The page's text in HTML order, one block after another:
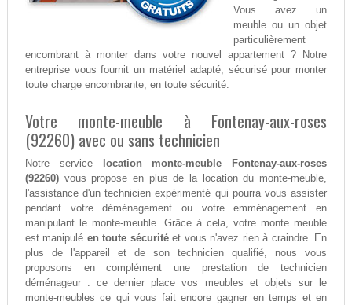
Vous avez un
meuble ou un objet
particulièrement
encombrant à monter dans votre nouvel appartement ? Notre
entreprise vous fournit un matériel adapté, sécurisé pour monter
toute charge encombrante, en toute sécurité.
Votre monte-meuble à Fontenay-aux-roses
(92260) avec ou sans technicien
Notre service
location monte-meuble Fontenay-aux-roses
(92260)vous propose en plus de la location du monte-meuble,
l'assistance d'un technicien expérimenté qui pourra vous assister
pendant votre déménagement ou votre emménagement en
manipulant le monte-meuble. Grâce à cela, votre monte meuble
est manipulé en toute sécuritéet vous n'avez rien à craindre. En
plus de l'appareil et de son technicien qualifié, nous vous
proposons en complément une prestation de technicien
déménageur : ce dernier place vos meubles et objets sur le
monte-meubles ce qui vous fait encore gagner en temps et en